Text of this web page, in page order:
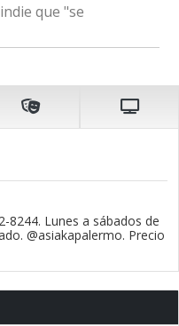
que "se
8244. Lunes a sábados de
@asiakapalermo. Precio